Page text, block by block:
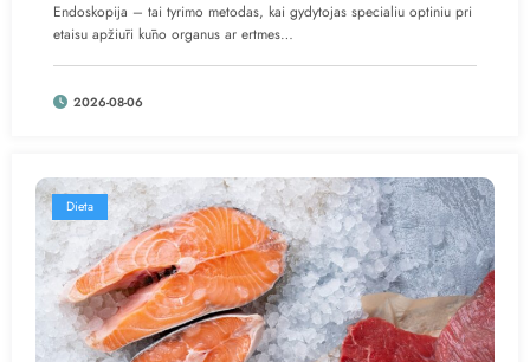
Endoskopija – tai tyrimo metodas, kai gydytojas specialiu optiniu pri
etaisu apžiūri kūno organus ar ertmes…
2026-08-06
Dieta